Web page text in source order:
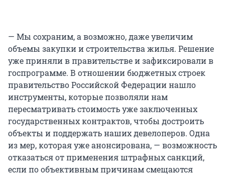
— Мы сохраним, а возможно, даже увеличим
объемы закупки и строительства жилья. Решение
уже приняли в правительстве и зафиксировали в
госпрограмме. В отношении бюджетных строек
правительство Российской Федерации нашло
инструменты, которые позволяли нам
пересматривать стоимость уже заключенных
государственных контрактов, чтобы достроить
объекты и поддержать наших девелоперов. Одна
из мер, которая уже анонсирована, — возможность
отказаться от применения штрафных санкций,
если по объективным причинам смещаются